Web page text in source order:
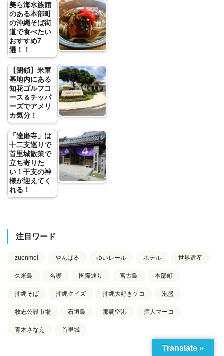
美ら海水族館
のある本部町
の沖縄そば街
道で食べたい
おすすめ7
選！！
【閉鎖】米軍
基地内にある
知花ゴルフコ
ース＆チッパ
ーズでアメリ
カ気分！
「達磨寺」は
十二支巡りで
首里城散策で
立ち寄りた
い！干支の神
様が迎えてく
れる！
注目ワード
zuenmei やんばる ゆいレール ホテル 世界遺産
久米島 名護 国際通り 宮古島 本部町
沖縄そば 沖縄クイズ 沖縄大好きケコ 泡盛
牧志公設市場 石垣島 那覇空港 酒人マーコ
青木さなえ 首里城
Translate »